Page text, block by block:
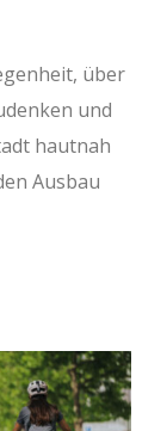
über
und
hautnah
Ausbau